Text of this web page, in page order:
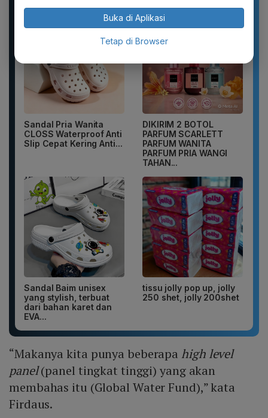
Sandal Pria Wanita
CLOSS Waterproof Anti
Slip Cepat Kering Anti...
DIKIRIM 2 BOTOL
PARFUM SCARLETT
PARFUM WANITA
PARFUM PRIA WANGI
TAHAN...
Sandal Baim unisex
yang stylish, terbuat
dari bahan karet dan
EVA...
tissu jolly pop up, jolly
250 shet, jolly 200shet
“Makanya kita punya beberapa high level
panel(panel tingkat tinggi) yang akan
membahas itu (Global Water Fund),” kata
Firdaus.
Buka di Aplikasi
Tetap di Browser